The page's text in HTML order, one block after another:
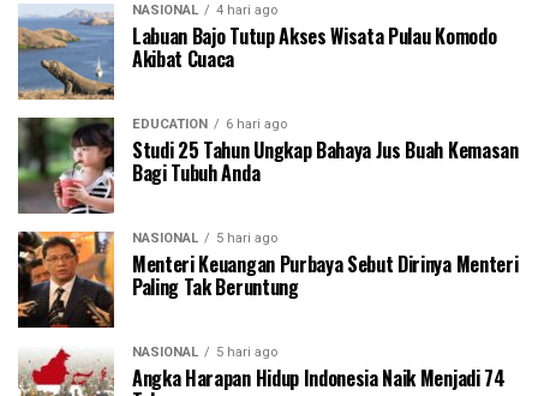
NASIONAL 4 hari ago
Labuan Bajo Tutup Akses Wisata Pulau Komodo
Akibat Cuaca
EDUCATION 6 hari ago
Studi 25 Tahun Ungkap Bahaya Jus Buah Kemasan
Bagi Tubuh Anda
NASIONAL 5 hari ago
Menteri Keuangan Purbaya Sebut Dirinya Menteri
Paling Tak Beruntung
NASIONAL 5 hari ago
Angka Harapan Hidup Indonesia Naik Menjadi 74